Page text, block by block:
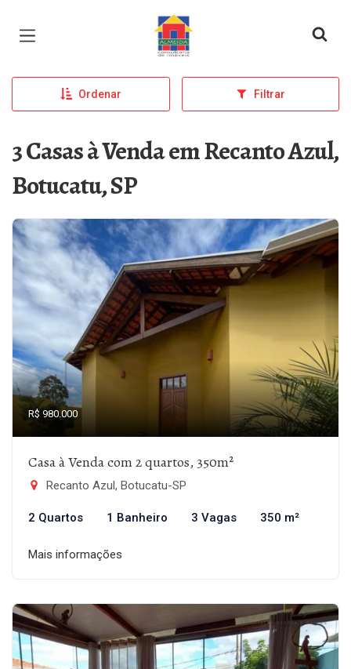
Página inicial
Ordenar Filtrar
3 Casas à Venda em Recanto Azul,
Botucatu, SP
R$ 980.000
Casa à Venda com 2 quartos, 350m²
Recanto Azul, Botucatu-SP
2 Quartos 1 Banheiro 3 Vagas 350 m²
Mais informações